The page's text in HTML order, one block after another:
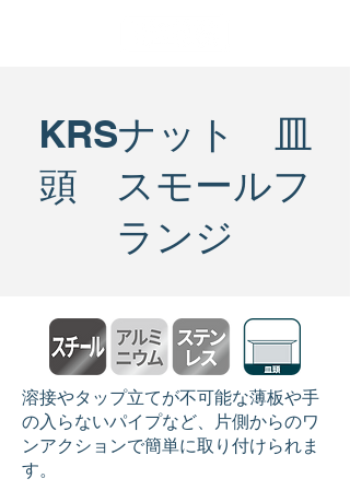
KRSナット 皿
頭 スモールフ
ランジ
溶接やタップ立てが不可能な薄板や手
の入らないパイプなど、片側からのワ
ンアクションで簡単に取り付けられま
す。